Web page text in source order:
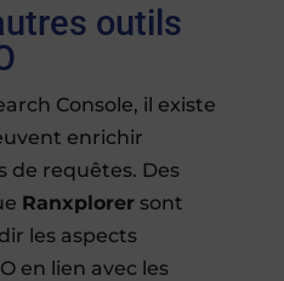
outils
Console, il existe
enrichir
de requêtes. Des
Ranxplorersont
les aspects
en lien avec les